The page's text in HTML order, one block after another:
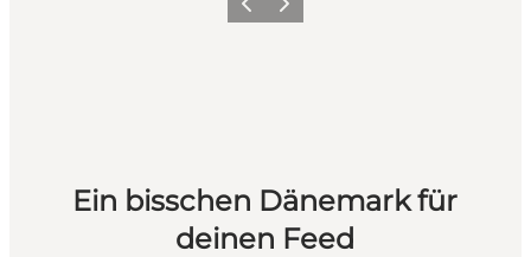
ZurückWeiter
Ein bisschen Dänemark für
deinen Feed